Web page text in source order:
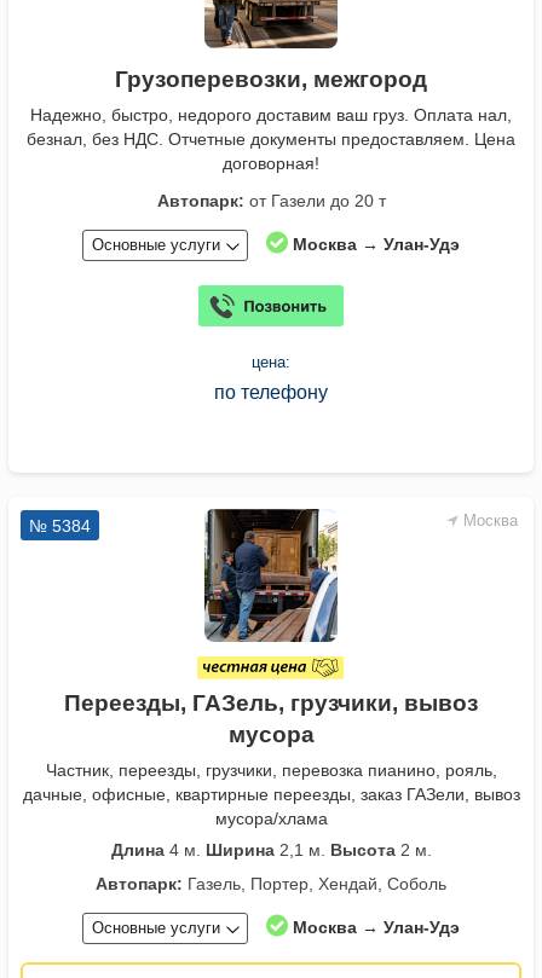
Грузоперевозки, межгород
Надежно, быстро, недорого доставим ваш груз. Оплата нал,
безнал, без НДС. Отчетные документы предоставляем. Цена
договорная!
Автопарк: от Газели до 20 т
Основные услуги Москва → Улан-Удэ
цена:
по телефону
Москва
№ 5384
Переезды, ГАЗель, грузчики, вывоз
мусора
Частник, переезды, грузчики, перевозка пианино, рояль,
дачные, офисные, квартирные переезды, заказ ГАЗели, вывоз
мусора/хлама
Длина4 м. Ширина2,1 м. Высота2 м.
Автопарк: Газель, Портер, Хендай, Соболь
Основные услуги Москва → Улан-Удэ